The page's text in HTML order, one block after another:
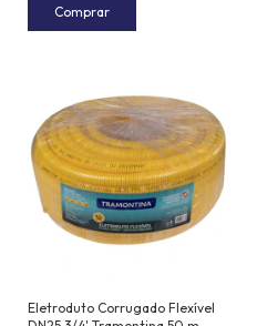
Comprar
Eletroduto Corrugado Flexível